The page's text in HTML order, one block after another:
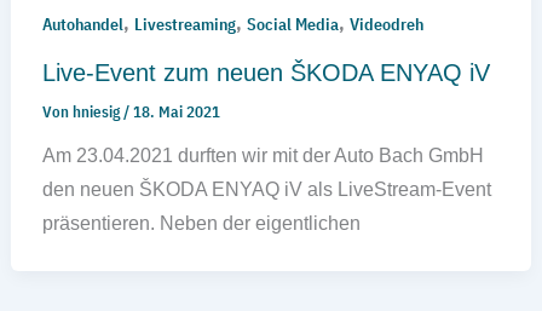
Autohandel, Livestreaming, Social Media, Videodreh
Live-Event zum neuen ŠKODA ENYAQ iV
Vonhniesig/18. Mai 2021
Am 23.04.2021 durften wir mit der Auto Bach GmbH
den neuen ŠKODA ENYAQ iV als LiveStream-Event
präsentieren. Neben der eigentlichen